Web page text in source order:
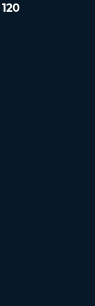
120